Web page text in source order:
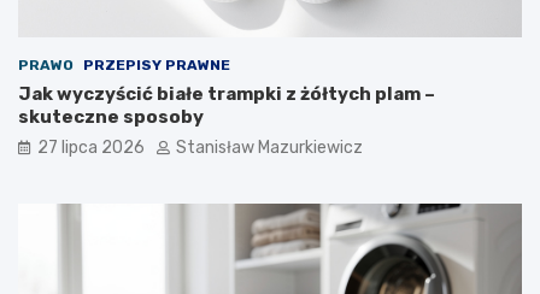
PRAWO PRZEPISY PRAWNE
Jak wyczyścić białe trampki z żółtych plam –
skuteczne sposoby
27 lipca 2026 Stanisław Mazurkiewicz